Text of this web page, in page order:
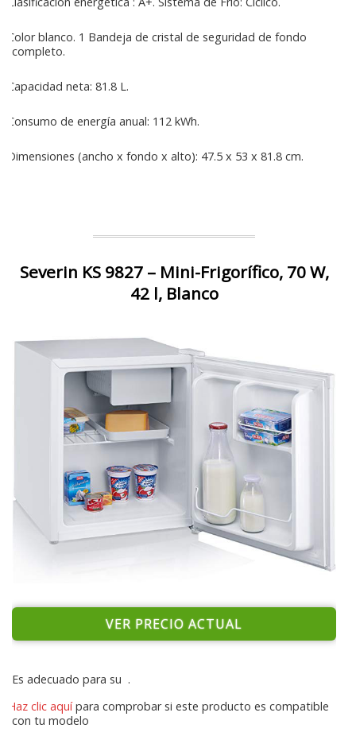
Color blanco. 1 Bandeja de cristal de seguridad de fondo
completo.
Capacidad neta: 81.8 L.
Consumo de energía anual: 112 kWh.
Dimensiones (ancho x fondo x alto): 47.5 x 53 x 81.8 cm.
Severin KS 9827 – Mini-Frigorífico, 70 W,
42 l, Blanco
VER PRECIO ACTUAL
Es adecuado para su .
Haz clic aquípara comprobar si este producto es compatible
con tu modelo